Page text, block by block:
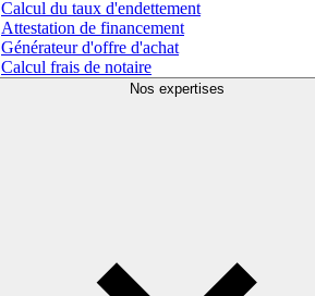
Calcul du taux d'endettement
Attestation de financement
Générateur d'offre d'achat
Calcul frais de notaire
Nos expertises